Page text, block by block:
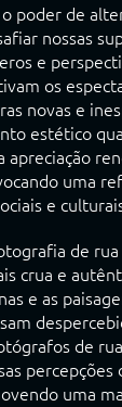
poder de
nossas
e
os
novas e
estético
apreciação
uma
e
de
crua e
e as
de
percepções
uma